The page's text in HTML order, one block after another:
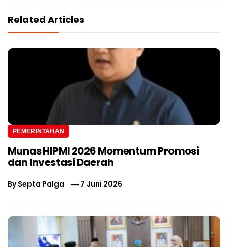
Related Articles
PEMERINTAHAN
Munas HIPMI 2026 Momentum Promosi
dan Investasi Daerah
BySepta Palga 7 Juni 2026